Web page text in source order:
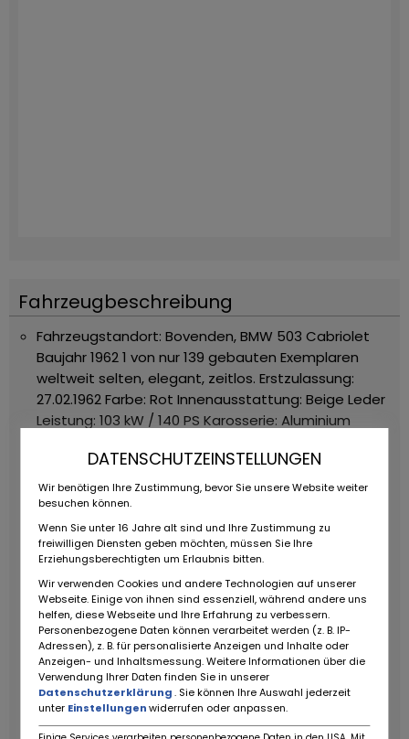
Fahrzeugbeschreibung
Fahrzeugstandort: Bovenden,BMW 503 Cabriolet
Baujahr 19621 von nur 139 gebauten Exemplaren
weltweit selten, elegant, zeitlos. Erstzulassung:
27.02.1962Farbe: Rot Innenausstattung: Beige Leder
Leistung: 103 kW / 140 PS Karosserie: Aluminium
einer deutschen Privatsammlung und präsentiert
sich in besonders gepflegtem Zustand. Es handelt
sich um eines der seltenen und begehrten
Cabriolets der Baureihe insgesamt wurden nur 139
Stück produziert.Dokumentation & Historie:
Fahrzeug gehören umfangreiche Unterlagen:
Deutsche Fahrzeugpapiere Originaler 503-
PflegedienstplanBetriebsanleitung und
ErsatzteillistenDiverse historische Magazine und
alte Fotos des VorbesitzersRechnungen über
durchgeführte ArbeitenClassic Data
Wertgutachten aus dem Jahr 2011
Serienausstattung u.a.:Elektrohydraulisches
DATENSCHUTZEINSTELLUNGEN
Wir benötigen Ihre Zustimmung, bevor Sie unsere Website weiter
besuchen können.
Wenn Sie unter 16 Jahre alt sind und Ihre Zustimmung zu
freiwilligen Diensten geben möchten, müssen Sie Ihre
Erziehungsberechtigten um Erlaubnis bitten.
Wir verwenden Cookies und andere Technologien auf unserer
Webseite. Einige von ihnen sind essenziell, während andere uns
helfen, diese Webseite und Ihre Erfahrung zu verbessern.
Personenbezogene Daten können verarbeitet werden (z. B. IP-
Adressen), z. B. für personalisierte Anzeigen und Inhalte oder
Anzeigen- und Inhaltsmessung. Weitere Informationen über die
Verwendung Ihrer Daten finden Sie in unserer
Datenschutzerklärung. Sie können Ihre Auswahl jederzeit
unter Einstellungenwiderrufen oder anpassen.